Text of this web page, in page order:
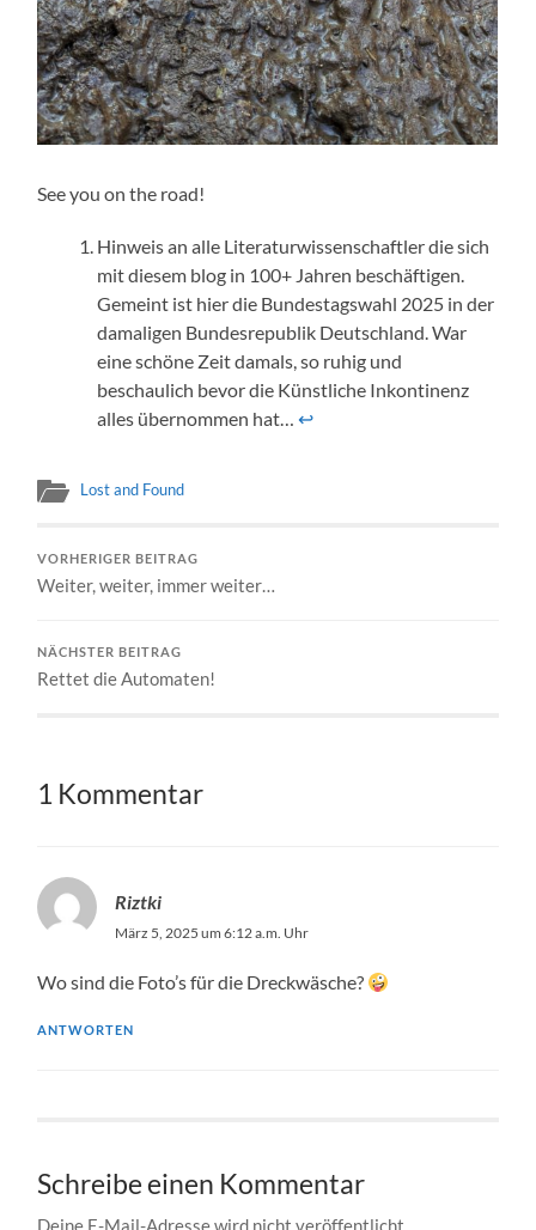
See you on the road!
Hinweis an alle Literaturwissenschaftler die sich
mit diesem blog in 100+ Jahren beschäftigen.
Gemeint ist hier die Bundestagswahl 2025 in der
damaligen Bundesrepublik Deutschland. War
eine schöne Zeit damals, so ruhig und
beschaulich bevor die Künstliche Inkontinenz
alles übernommen hat…↩︎
Lost and Found
VORHERIGER BEITRAG
Weiter, weiter, immer weiter…
NÄCHSTER BEITRAG
Rettet die Automaten!
1 Kommentar
Riztki
März 5, 2025 um 6:12 a.m. Uhr
Wo sind die Foto’s für die Dreckwäsche?
ANTWORTEN
Schreibe einen Kommentar
Deine E-Mail-Adresse wird nicht veröffentlicht.